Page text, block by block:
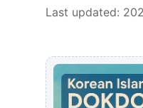
Last updated: